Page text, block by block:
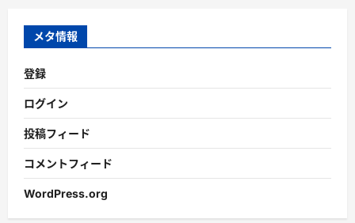
ブ
メタ情報
登録
ログイン
投稿フィード
コメントフィード
WordPress.org